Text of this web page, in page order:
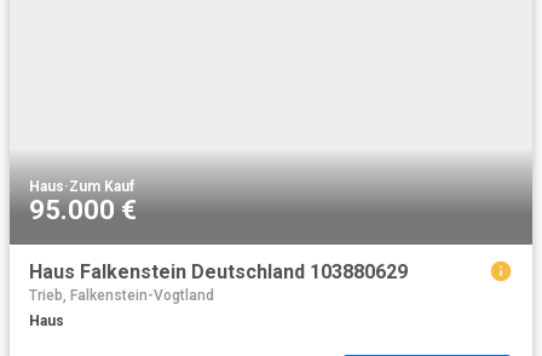
Haus·Zum Kauf
95.000 €
Haus Falkenstein Deutschland 103880629
Trieb, Falkenstein-Vogtland
Haus